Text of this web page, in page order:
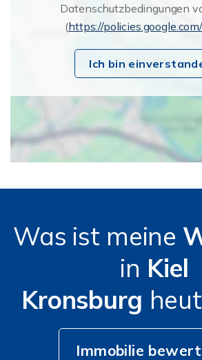
Datenschutzbedingungen
(https://
Ich bin
Was ist meine
in Kiel
Kronsburg
Immobilie